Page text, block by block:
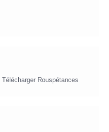
Télécharger Rouspétances